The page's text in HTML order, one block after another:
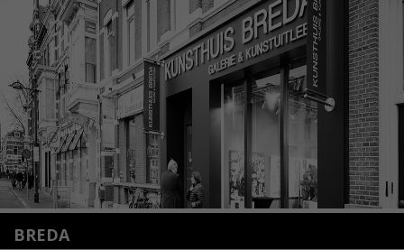
+31 (0)20 2332546
info@kunsthuisamsterdam.nl
Lees meer
BREDA